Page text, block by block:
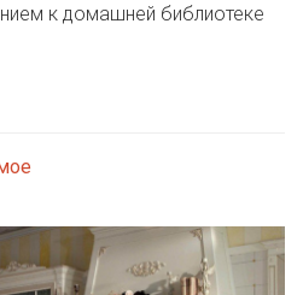
к домашней библиотеке